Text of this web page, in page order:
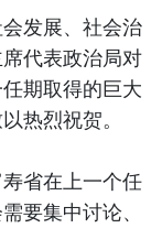
发展、社会治
代表政治局对
期取得的巨大
热烈祝贺。
省在上一个任
要集中讨论、